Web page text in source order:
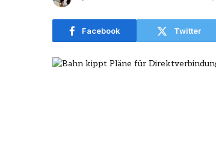
Facebook Twitter